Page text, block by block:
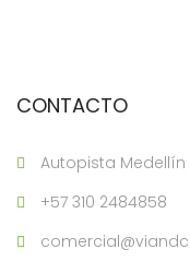
CONTACTO
Autopista Medellín
+57 310 2484858